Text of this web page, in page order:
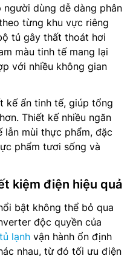
người dùng dễ dàng phân
từng khu vực riêng
tủ gây thất thoát hơi
màu tinh tế mang lại
với nhiều không gian
kế ẩn tinh tế, giúp tổng
Thiết kế nhiều ngăn
lẫn mùi thực phẩm, đặc
phẩm tươi sống và
kiệm điện hiệu quả
bật không thể bỏ qua
độc quyền của
tủ lạnh vận hành ổn định
nhau, từ đó tối ưu điện